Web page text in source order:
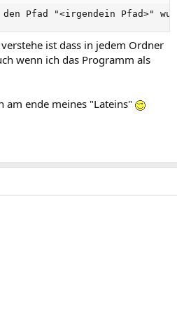
Pfad "<irgendein Pfad>"
ist dass in jedem Ordner
wenn ich das Programm als
ende meines "Lateins"